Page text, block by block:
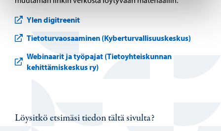
Ylen digitreenit
Tietoturvaosaaminen (Kyberturvallisuuskeskus)
Webinaarit ja työpajat (Tietoyhteiskunnan
kehittämiskeskus ry)
Löysitkö etsimäsi tiedon tältä sivulta?